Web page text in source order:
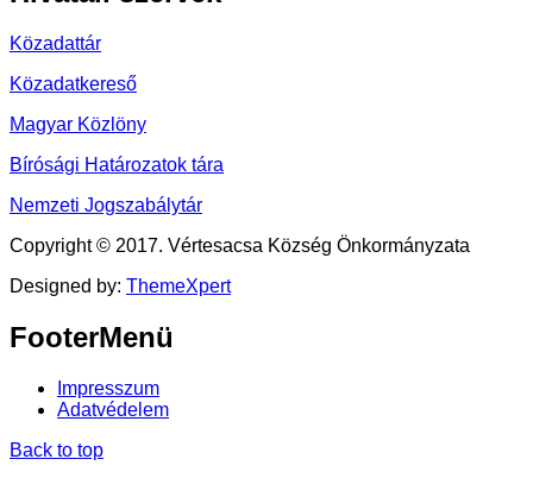
Közadattár
Közadatkereső
Magyar Közlöny
Bírósági Határozatok tára
Nemzeti Jogszabálytár
Copyright © 2017. Vértesacsa Község Önkormányzata
Designed by: ThemeXpert
FooterMenü
Impresszum
Adatvédelem
Back to top